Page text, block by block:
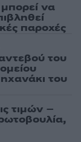
να
παροχές
του
του
τιμών –